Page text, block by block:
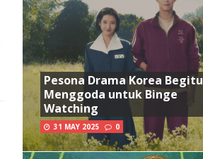
Pesona Drama Korea Begitu
Menggoda untuk Binge
Watching
31 MAY 2025 0